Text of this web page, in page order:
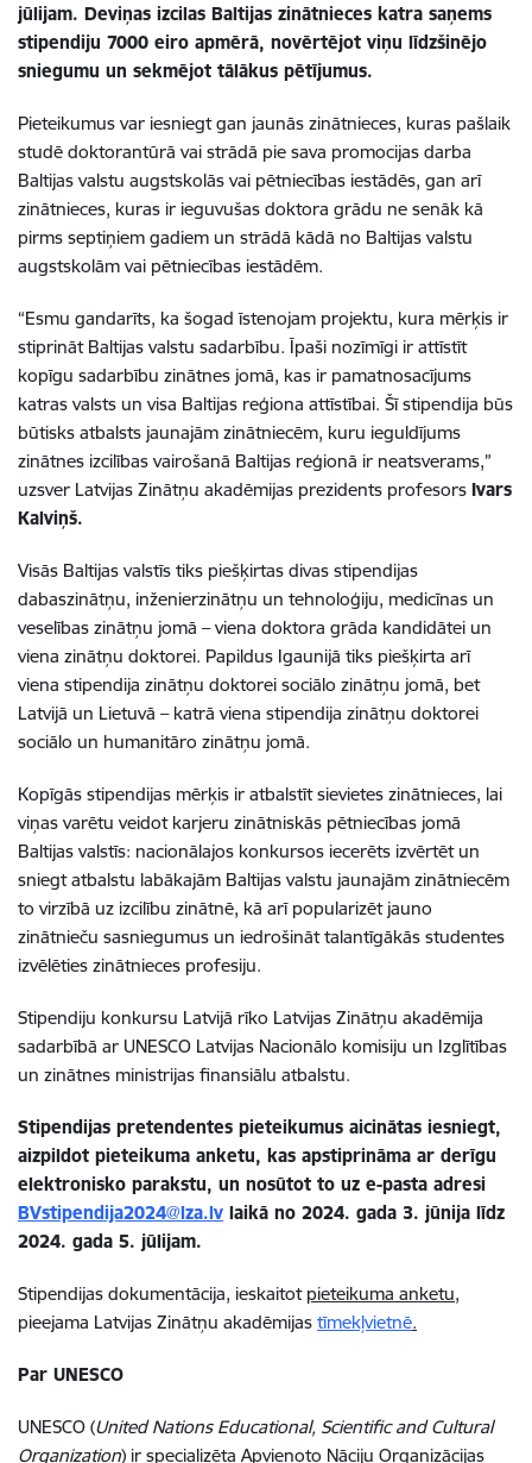
jūlijam. Deviņas izcilas Baltijas zinātnieces katra saņems
stipendiju 7000 eiro apmērā, novērtējot viņu līdzšinējo
sniegumu un sekmējot tālākus pētījumus.
Pieteikumus var iesniegt gan jaunās zinātnieces, kuras pašlaik
studē doktorantūrā vai strādā pie sava promocijas darba
Baltijas valstu augstskolās vai pētniecības iestādēs, gan arī
zinātnieces, kuras ir ieguvušas doktora grādu ne senāk kā
pirms septiņiem gadiem un strādā kādā no Baltijas valstu
augstskolām vai pētniecības iestādēm.
“Esmu gandarīts, ka šogad īstenojam projektu, kura mērķis ir
stiprināt Baltijas valstu sadarbību. Īpaši nozīmīgi ir attīstīt
kopīgu sadarbību zinātnes jomā, kas ir pamatnosacījums
katras valsts un visa Baltijas reģiona attīstībai. Šī stipendija būs
būtisks atbalsts jaunajām zinātniecēm, kuru ieguldījums
zinātnes izcilības vairošanā Baltijas reģionā ir neatsverams,”
uzsver Latvijas Zinātņu akadēmijas prezidents profesors Ivars
Kalviņš.
Visās Baltijas valstīs tiks piešķirtas divas stipendijas
dabaszinātņu, inženierzinātņu un tehnoloģiju, medicīnas un
veselības zinātņu jomā – viena doktora grāda kandidātei un
viena zinātņu doktorei. Papildus Igaunijā tiks piešķirta arī
viena stipendija zinātņu doktorei sociālo zinātņu jomā, bet
Latvijā un Lietuvā – katrā viena stipendija zinātņu doktorei
sociālo un humanitāro zinātņu jomā.
Kopīgās stipendijas mērķis ir atbalstīt sievietes zinātnieces, lai
viņas varētu veidot karjeru zinātniskās pētniecības jomā
Baltijas valstīs: nacionālajos konkursos iecerēts izvērtēt un
sniegt atbalstu labākajām Baltijas valstu jaunajām zinātniecēm
to virzībā uz izcilību zinātnē, kā arī popularizēt jauno
zinātnieču sasniegumus un iedrošināt talantīgākās studentes
izvēlēties zinātnieces profesiju.
Stipendiju konkursu Latvijā rīko Latvijas Zinātņu akadēmija
sadarbībā ar UNESCO Latvijas Nacionālo komisiju un Izglītības
un zinātnes ministrijas finansiālu atbalstu.
Stipendijas pretendentes pieteikumus aicinātas iesniegt,
aizpildot pieteikuma anketu, kas apstiprināma ar derīgu
elektronisko parakstu, un nosūtot to uz e-pasta adresi
BVstipendija2024@lza.lv laikā no 2024. gada 3. jūnija līdz
2024. gada 5. jūlijam.
Stipendijas dokumentācija, ieskaitot pieteikuma anketu,
pieejama Latvijas Zinātņu akadēmijas tīmekļvietnē.
Par UNESCO
UNESCO (United Nations Educational, Scientific and Cultural
Organization) ir specializēta Apvienoto Nāciju Organizācijas